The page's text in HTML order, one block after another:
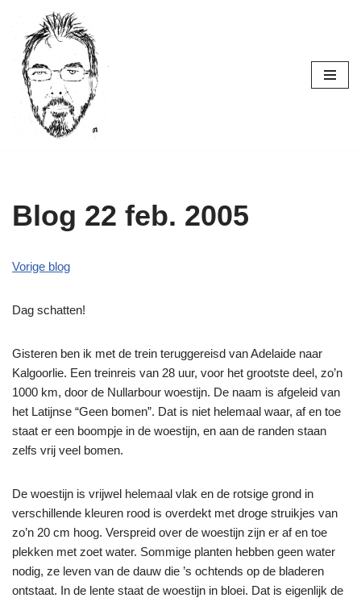
Ga
naar
de
inhoud
Blog 22 feb. 2005
Vorige blog
Dag schatten!
Gisteren ben ik met de trein teruggereisd van Adelaide naar
Kalgoorlie. Een treinreis van 28 uur, voor het grootste deel, zo’n
1000 km, door de Nullarbour woestijn. De naam is afgeleid van
het Latijnse “Geen bomen”. Dat is niet helemaal waar, af en toe
staat er een boompje in de woestijn, en aan de randen staan
zelfs vrij veel bomen.
De woestijn is vrijwel helemaal vlak en de rotsige grond in
verschillende kleuren rood is overdekt met droge struikjes van
zo’n 20 cm hoog. Verspreid over de woestijn zijn er af en toe
plekken met zoet water. Sommige planten hebben geen water
nodig, ze leven van de dauw die ’s ochtends op de bladeren
ontstaat. In de lente staat de woestijn in bloei. Dat is eigenlijk de